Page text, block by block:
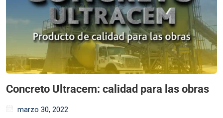
Concreto Ultracem: calidad para las obras
marzo 30, 2022